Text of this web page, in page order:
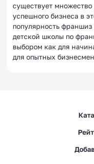
существует множество
успешного бизнеса в
популярность
детской школы по
выбором как для
для опытных